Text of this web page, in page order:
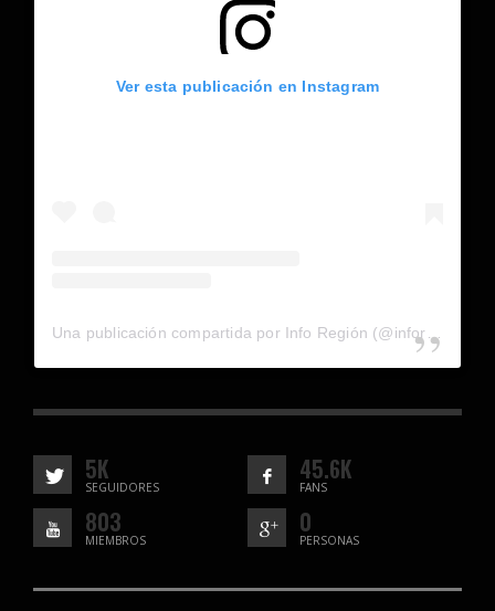
Ver esta publicación en Instagram
5K
SEGUIDORES
45.6K
FANS
803
MIEMBROS
0
PERSONAS